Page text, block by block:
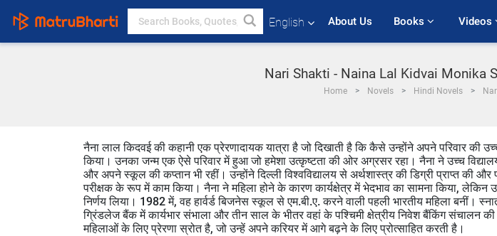
English About Us Books Videos
Nari Shakti - Naina Lal Kidvai Monika
Home Novels Hindi Novels
नैना लाल किदवई की कहानी एक प्रेरणादायक यात्रा है जो दिखाती है कि कैसे उन्होंने अपने परिवार की
किया। उनका जन्म एक ऐसे परिवार में हुआ जो हमेशा उत्कृष्टता की ओर अग्रसर रहा। नैना ने उच्च
और अपने स्कूल की कप्तान भी रहीं। उन्होंने दिल्ली विश्वविद्यालय से अर्थशास्त्र की डिग्री प्राप्त की
परीक्षक के रूप में काम किया। नैना ने महिला होने के कारण कार्यक्षेत्र में भेदभाव का सामना किया, लेकिन
निर्णय लिया। 1982 में, वह हार्वर्ड बिजनेस स्कूल से एम.बी.ए. करने वाली पहली भारतीय महिला बनीं।
ग्रिंडलेज बैंक में कार्यभार संभाला और तीन साल के भीतर वहां के पश्चिमी क्षेत्रीय निवेश बैंकिंग संचालन
महिलाओं के लिए प्रेरणा स्रोत है, जो उन्हें अपने करियर में आगे बढ़ने के लिए प्रोत्साहित करती है।